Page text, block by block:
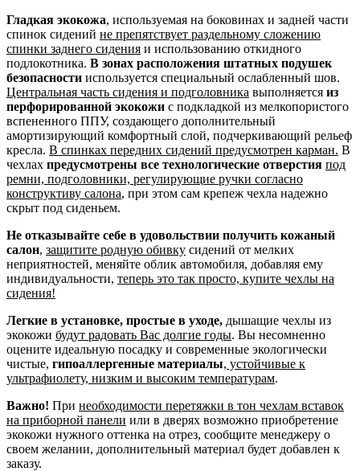
Гладкая экокожа, используемая на боковинах и задней части
спинок сидений не препятствует раздельному сложению
спинки заднего сидения и использованию откидного
подлокотника. В зонах расположения штатных подушек
безопасности используется специальный ослабленный шов.
Центральная часть сидения и подголовника выполняется из
перфорированной экокожи с подкладкой из мелкопористого
вспененного ППУ, создающего дополнительный
амортизирующий комфортный слой, подчеркивающий рельеф
кресла. В спинках передних сидений предусмотрен карман. В
чехлах предусмотрены все технологические отверстия под
ремни, подголовники, регулирующие ручки согласно
конструктиву салона, при этом сам крепеж чехла надежно
скрыт под сиденьем.
Не отказывайте себе в удовольствии получить кожаный
салон, защитите родную обивку сидений от мелких
неприятностей, меняйте облик автомобиля, добавляя ему
индивидуальности, теперь это так просто, купите чехлы на
сидения!
Легкие в установке, простые в уходе, дышащие чехлы из
экокожи будут радовать Вас долгие годы. Вы несомненно
оцените идеальную посадку и современные экологически
чистые, гипоаллергенные материалы, устойчивые к
ультрафиолету, низким и высоким температурам.
Важно! При необходимости перетяжки в тон чехлам вставок
на приборной панели или в дверях возможно приобретение
экокожи нужного оттенка на отрез, сообщите менеджеру о
своем желании, дополнительный материал будет добавлен к
заказу.